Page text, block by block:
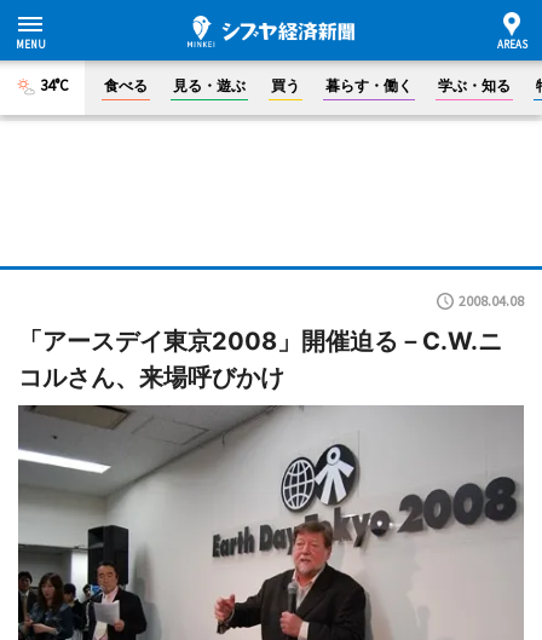
34°C 食べる 見る・遊ぶ 買う 暮らす・働く 学ぶ・知る
2008.04.08
「アースデイ東京2008」開催迫る－C.W.ニ
コルさん、来場呼びかけ